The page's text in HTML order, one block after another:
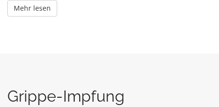
Mehr lesen
Grippe-Impfung